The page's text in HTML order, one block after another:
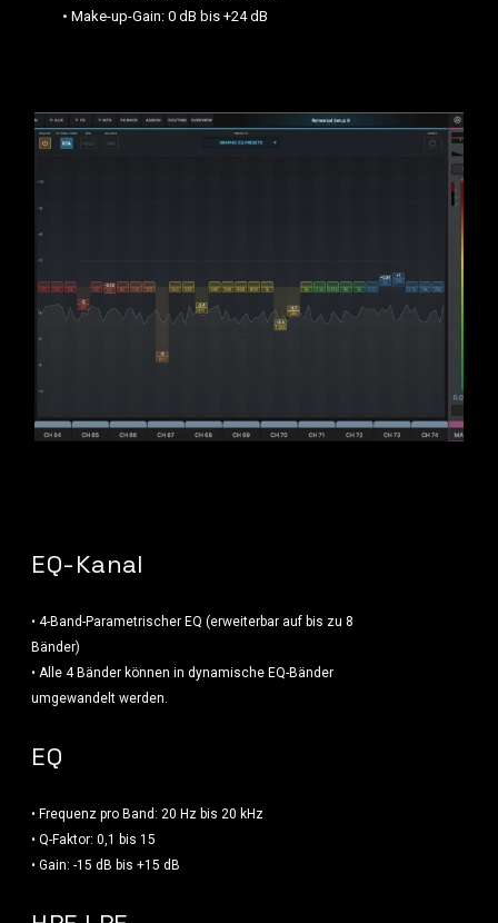
• Make-up-Gain: 0 dB bis +24 dB
EQ-Kanal
• 4-Band-Parametrischer EQ (erweiterbar auf bis zu 8
Bänder)
• Alle 4 Bänder können in dynamische EQ-Bänder
umgewandelt werden.
EQ
• Frequenz pro Band: 20 Hz bis 20 kHz
• Q-Faktor: 0,1 bis 15
• Gain: -15 dB bis +15 dB